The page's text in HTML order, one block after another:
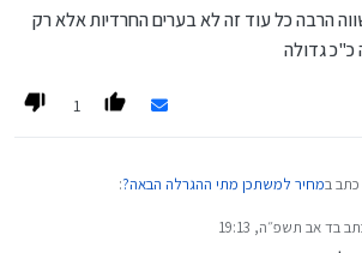
הרבה כל עוד זה לא בערים החרדיות אלא רק
גדולה
1
כתב במחיר למשתכן מתי ההגרלה הבאה?:
בד אב תשפ״ה, 19:13
לאחרונה על ידי